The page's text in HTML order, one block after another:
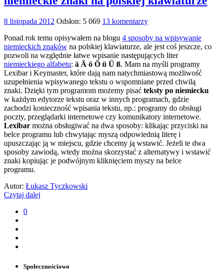
8 listopada 2012 Odsłon: 5 069 13 komentarzy
Ponad rok temu opisywałem na blogu 4 sposoby na wpisywanie
niemieckich znaków na polskiej klawiaturze, ale jest coś jeszcze, co
pozwoli na względnie łatwe wpisanie następujących liter
niemieckiego alfabetu: ä Ä ö Ö ü Ü ß. Mam na myśli programy
Lexibar i Keymaster, które dają nam natychmiastową możliwość
uzupełnienia wpisywanego tekstu o wspomniane przed chwilą
znaki. Dzięki tym programom możemy pisać teksty po niemiecku
w każdym edytorze tekstu oraz w innych programach, gdzie
zachodzi konieczność wpisania tekstu, np.: programy do obsługi
poczty, przeglądarki internetowe czy komunikatory internetowe.
Lexibar można obsługiwać na dwa sposoby: klikając przyciski na
belce programu lub chwytając myszą odpowiednią literę i
upuszczając ją w miejscu, gdzie chcemy ją wstawić. Jeżeli te dwa
sposoby zawiodą, wtedy można skorzystać z alternatywy i wstawić
znaki kopiując je podwójnym kliknięciem myszy na belce
programu.
Autor: Łukasz Tyczkowski
Czytaj dalej
0
Społecznościowo